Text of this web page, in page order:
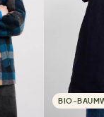
BIO-